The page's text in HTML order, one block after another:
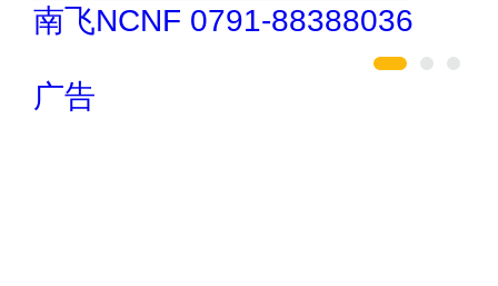
松乐SOLOR 400-111-7899
广告